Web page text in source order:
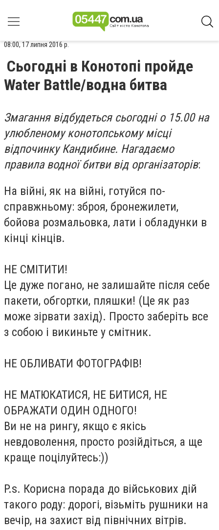
08:00, 17 липня 2016 р.
Сьогодні в Конотопі пройде
Water Battle/водна битва
Змагання відбудеться сьогодні о 15.00 на
улюбленому конотопському місці
відпочинку Кандибине. Нагадаємо
правила водної битви від організаторів:
На війні, як на війні, готуйся по-
справжньому: зброя, бронежилети,
бойова розмальовка, лати і обладунки в
кінці кінців.
НЕ СМІТИТИ!
Це дуже погано, не залишайте після себе
пакети, обгортки, пляшки! (Це як раз
може зірвати захід). Просто заберіть все
з собою і викиньте у смітник.
НЕ ОБЛИВАТИ ФОТОГРАФІВ!
НЕ МАТЮКАТИСЯ, НЕ БИТИСЯ, НЕ
ОБРАЖАТИ ОДИН ОДНОГО!
Ви не на рингу, якщо є якісь
невдоволення, просто розійдіться, а ще
краще поцілуйтесь:))
P.s. Корисна порада до військових дій
такого роду: дорогі, візьміть рушники на
вечір, на захист від північних вітрів.